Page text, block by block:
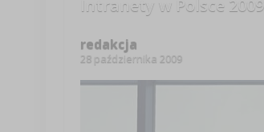
Intranety w Polsce 2009
redakcja
28 października 2009